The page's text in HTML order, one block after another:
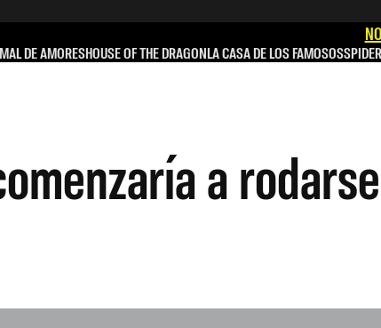
MAL DE AMORESHOUSE OF THE DRAGONLA CASA DE LOS FAMOSOS
a